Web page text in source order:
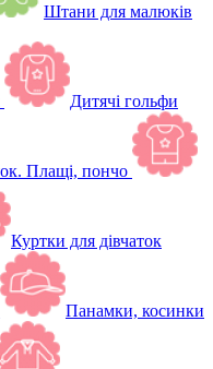
Штани для малюків
Дитячі гольфи
Плащі, пончо
Куртки для дівчаток
Панамки, косинки